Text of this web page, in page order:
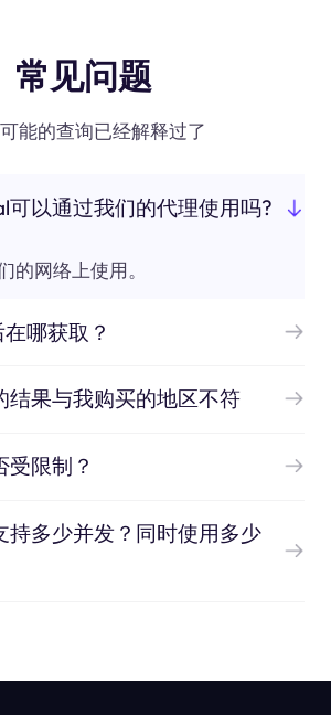
常见问题
能的查询已经解释过了
可以通过我们的代理使用吗?
的网络上使用。
哪获取？
结果与我购买的地区不符
受限制？
持多少并发？同时使用多少